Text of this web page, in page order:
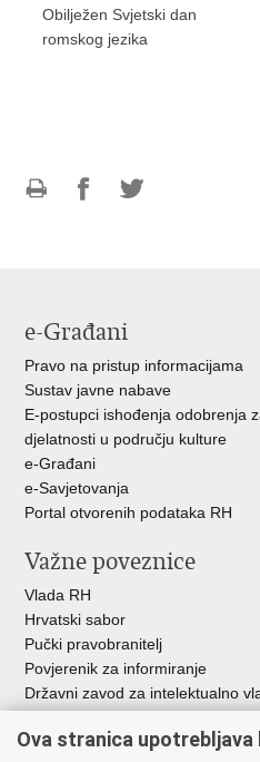
Obilježen Svjetski dan
romskog jezika
e-Građani
Pravo na pristup informacijama
Sustav javne nabave
E-postupci ishođenja odobrenja
djelatnosti u području kulture
e-Građani
e-Savjetovanja
Portal otvorenih podataka RH
Važne poveznice
Vlada RH
Hrvatski sabor
Pučki pravobranitelj
Povjerenik za informiranje
Državni zavod za intelektualno
HAKOM
Ova stranica upotrebljava